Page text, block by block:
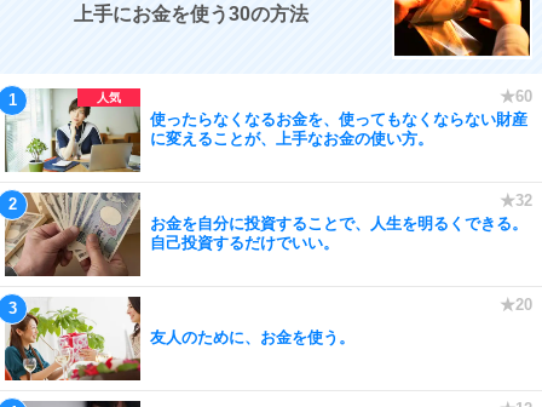
上手にお金を使う30の方法
使ったらなくなるお金を、使ってもなくならない財産
に変えることが、上手なお金の使い方。
お金を自分に投資することで、人生を明るくできる。
自己投資するだけでいい。
友人のために、お金を使う。